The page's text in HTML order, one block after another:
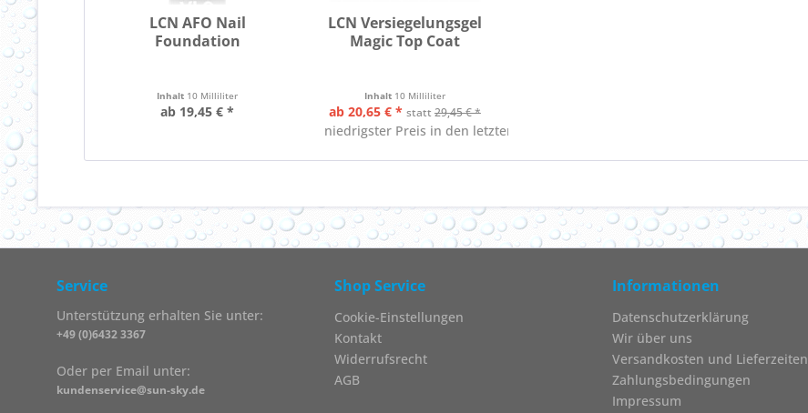
LCN AFO Nail
Foundation
Inhalt 10 Milliliter
ab 19,45 € *
LCN Versiegelungsgel
Magic Top Coat
Inhalt 10 Milliliter
ab 20,65 € * statt 29,45 € *
niedrigster Preis in den letzten 30 Tagen 29,45 €*
Service
Unterstützung erhalten Sie unter:
+49 (0)6432 3367
Oder per Email unter:
kundenservice@sun-sky.de
Shop Service
Cookie-Einstellungen
Kontakt
Widerrufsrecht
AGB
Informationen
Datenschutzerklärung
Wir über uns
Versandkosten und Lieferzeiten
Zahlungsbedingungen
Impressum